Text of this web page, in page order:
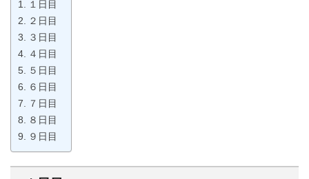
１日目
２日目
３日目
４日目
５日目
６日目
７日目
８日目
９日目